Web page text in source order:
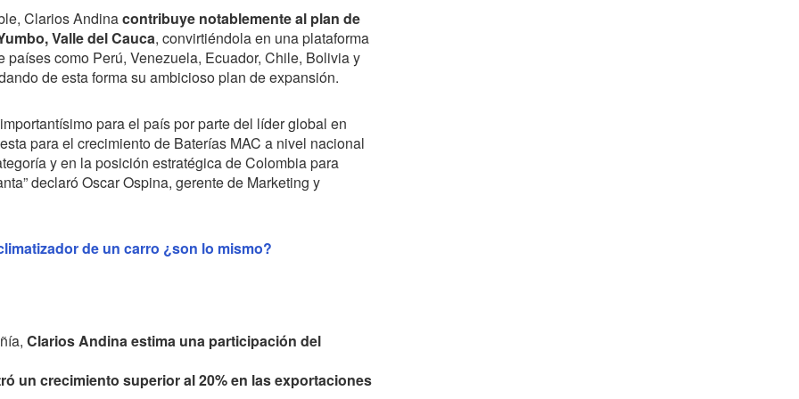
Clarios Andinacontribuye notablemente al plan de
Valle del Cauca, convirtiéndola en una plataforma
como Perú, Venezuela, Ecuador, Chile, Bolivia y
de esta forma su ambicioso plan de expansión.
para el país por parte del líder global en
para el crecimiento de Baterías MAC a nivel nacional
y en la posición estratégica de Colombia para
declaró Oscar Ospina, gerente de Marketing y
de un carro ¿son lo mismo?
Clarios Andina estima una participación del
un crecimiento superior al 20% en las exportaciones